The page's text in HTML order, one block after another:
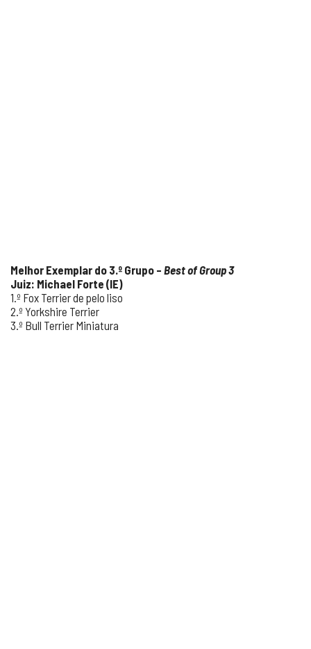
Melhor Exemplar do 3.º Grupo – Best of Group 3
Juiz: Michael Forte (IE)
1.º Fox Terrier de pelo liso
2.º Yorkshire Terrier
3.º Bull Terrier Miniatura